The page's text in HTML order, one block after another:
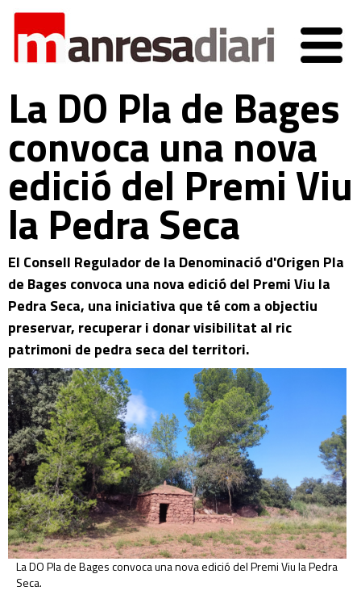
La DO Pla de Bages
convoca una nova
edició del Premi Viu
la Pedra Seca
El Consell Regulador de la Denominació d'Origen Pla
de Bages convoca una nova edició del Premi Viu la
Pedra Seca, una iniciativa que té com a objectiu
preservar, recuperar i donar visibilitat al ric
patrimoni de pedra seca del territori.
La DO Pla de Bages convoca una nova edició del Premi Viu la Pedra
Seca.